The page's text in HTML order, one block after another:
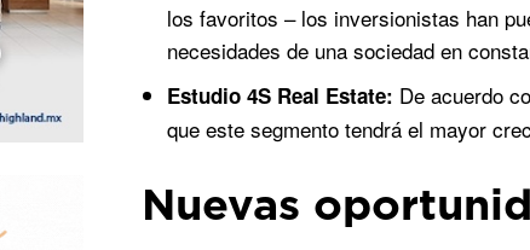
los favoritos – los inversionistas han
necesidades de una sociedad en
Estudio 4S Real Estate: De acuerdo
que este segmento tendrá el mayor
Nuevas